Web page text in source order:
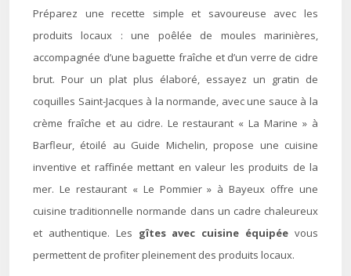
Préparez une recette simple et savoureuse avec les
produits locaux : une poêlée de moules marinières,
accompagnée d’une baguette fraîche et d’un verre de cidre
brut. Pour un plat plus élaboré, essayez un gratin de
coquilles Saint-Jacques à la normande, avec une sauce à la
crème fraîche et au cidre. Le restaurant « La Marine » à
Barfleur, étoilé au Guide Michelin, propose une cuisine
inventive et raffinée mettant en valeur les produits de la
mer. Le restaurant « Le Pommier » à Bayeux offre une
cuisine traditionnelle normande dans un cadre chaleureux
et authentique. Les gîtes avec cuisine équipéevous
permettent de profiter pleinement des produits locaux.